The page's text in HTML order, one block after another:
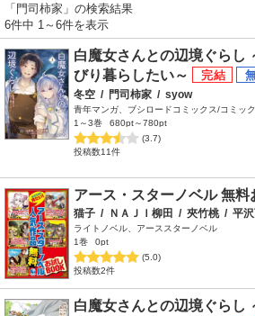
「門司柿家」の検索結果
6件中 1～6件を表示
白魔女さんとの辺境ぐらし
びり暮らしたい～
冬空 / 門司柿家 / syow
青年マンガ、ブシロードコミックス/コミッ
1～3巻
680pt～780pt
(3.7)
投稿数11件
アース・スターノベル 無料
猫子 / ＮＡＪＩ柳田 / 夾竹桃 / 平
ライトノベル、アーススターノベル
1巻
0pt
(5.0)
投稿数2件
白魔女さんとの辺境ぐらし